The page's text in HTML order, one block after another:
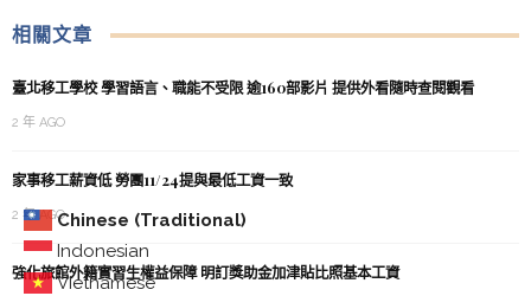
Chinese (Traditional)
Indonesian
Vietnamese
相關文章
臺北移工學校 學習語言、職能不受限 逾160部影片 提供外看隨時查閱觀看
2 年 AGO
家事移工薪資低 勞團11/24提與最低工資一致
2 年 AGO
強化旅館外籍實習生權益保障 明訂獎助金加津貼比照基本工資